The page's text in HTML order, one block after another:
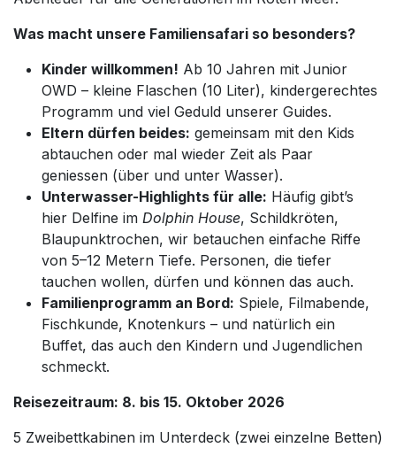
Was macht unsere Familiensafari so besonders?
Kinder willkommen! Ab 10 Jahren mit Junior
OWD – kleine Flaschen (10 Liter), kindergerechtes
Programm und viel Geduld unserer Guides.
Eltern dürfen beides: gemeinsam mit den Kids
abtauchen oder mal wieder Zeit als Paar
geniessen (über und unter Wasser).
Unterwasser-Highlights für alle: Häufig gibt’s
hier Delfine im Dolphin House, Schildkröten,
Blaupunktrochen, wir betauchen einfache Riffe
von 5–12 Metern Tiefe. Personen, die tiefer
tauchen wollen, dürfen und können das auch.
Familienprogramm an Bord: Spiele, Filmabende,
Fischkunde, Knotenkurs – und natürlich ein
Buffet, das auch den Kindern und Jugendlichen
schmeckt.
Reisezeitraum: 8. bis 15. Oktober 2026
5 Zweibettkabinen im Unterdeck (zwei einzelne Betten)